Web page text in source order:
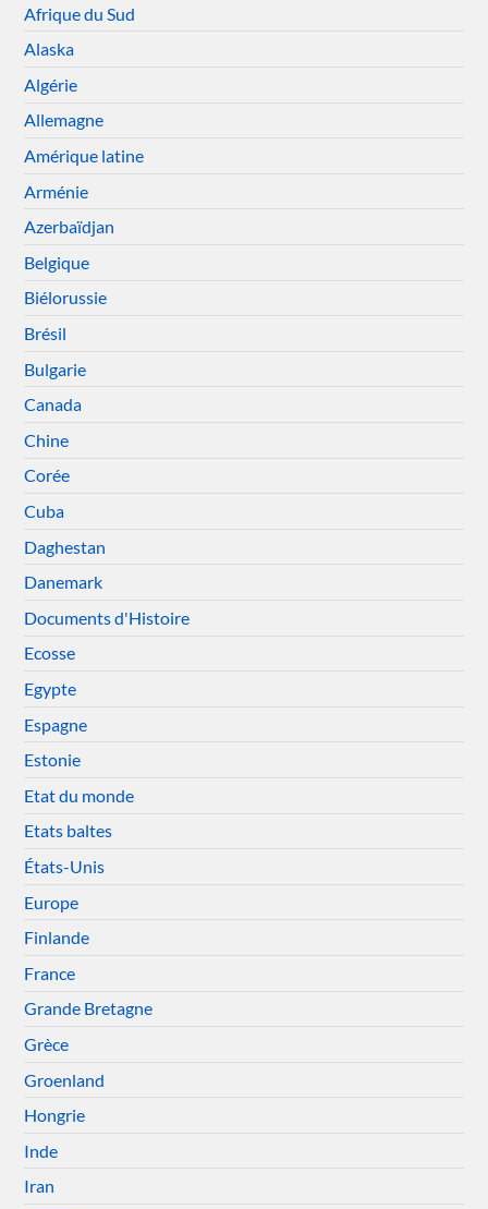
Afrique du Sud
Alaska
Algérie
Allemagne
Amérique latine
Arménie
Azerbaïdjan
Belgique
Biélorussie
Brésil
Bulgarie
Canada
Chine
Corée
Cuba
Daghestan
Danemark
Documents d'Histoire
Ecosse
Egypte
Espagne
Estonie
Etat du monde
Etats baltes
États-Unis
Europe
Finlande
France
Grande Bretagne
Grèce
Groenland
Hongrie
Inde
Iran